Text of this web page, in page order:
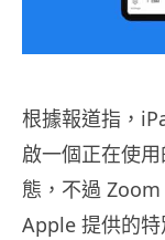
根據報道指，
啟一個正在使
態，不過
Apple 提供的